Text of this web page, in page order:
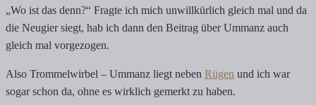
„Wo ist das denn?“ Fragte ich mich unwillkürlich gleich mal und da
die Neugier siegt, hab ich dann den Beitrag über Ummanz auch
gleich mal vorgezogen.
Also Trommelwirbel – Ummanz liegt neben Rügen und ich war
sogar schon da, ohne es wirklich gemerkt zu haben.